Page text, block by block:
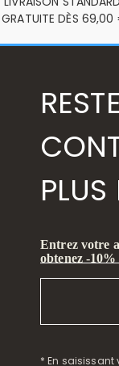
GRATUITE DÈS
PLUS
Entrez votre
obtenez -10%
* En saisissant